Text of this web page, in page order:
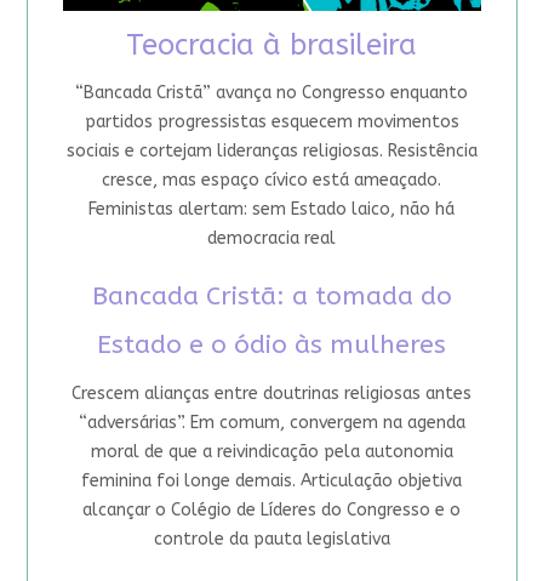
Teocracia à brasileira
“Bancada Cristã” avança no Congresso enquanto
partidos progressistas esquecem movimentos
sociais e cortejam lideranças religiosas. Resistência
cresce, mas espaço cívico está ameaçado.
Feministas alertam: sem Estado laico, não há
democracia real
Bancada Cristã: a tomada do
Estado e o ódio às mulheres
Crescem alianças entre doutrinas religiosas antes
“adversárias”. Em comum, convergem na agenda
moral de que a reivindicação pela autonomia
feminina foi longe demais. Articulação objetiva
alcançar o Colégio de Líderes do Congresso e o
controle da pauta legislativa